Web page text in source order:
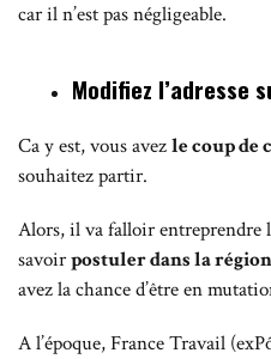
car il n’est pas négligeable.
Modifiez l’adresse
Ca y est, vous avezle coup de
souhaitez partir.
Alors, il va falloir entreprendre
savoirpostuler dans la région
avez la chance d’être en
A l’époque, France Travail